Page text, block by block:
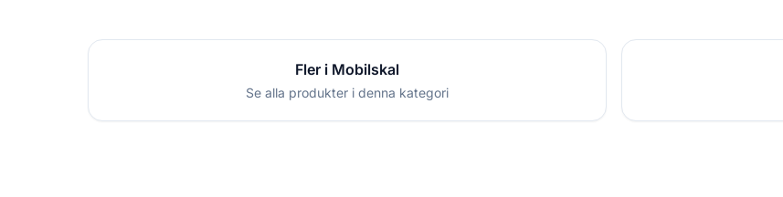
Fler i Mobilskal
Se alla produkter i denna kategori